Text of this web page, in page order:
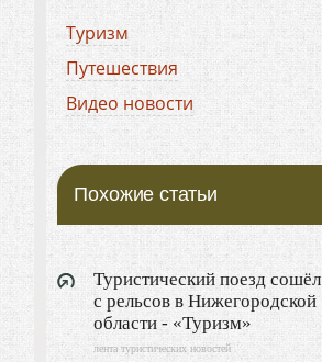
Туризм
Путешествия
Видео новости
Похожие статьи
Туристический поезд сошёл
с рельсов в Нижегородской
области - «Туризм»
лента туристических новостей